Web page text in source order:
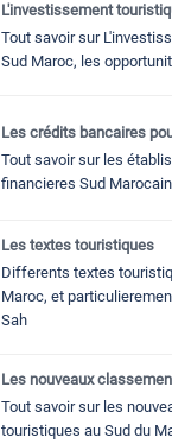
L'investissement
Tout savoir sur
Sud Maroc, les
Les crédits bancaires
Tout savoir sur les
financieres Sud
Les textes touristiques
Differents textes
Maroc, et
Sah
Les nouveaux
Tout savoir sur les
touristiques au Sud du